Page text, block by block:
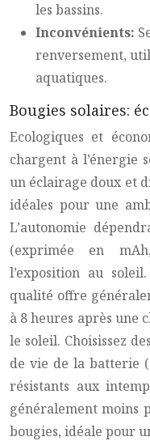
les bassins.
Inconvénients:
renversement,
aquatiques.
Bougies solaires:
Ecologiques et
chargent à l’énergie
un éclairage doux et
idéales pour une
L’autonomie
(exprimée en
l’exposition au
qualité offre
à 8 heures après une
le soleil. Choisissez
de vie de la batterie
résistants aux
généralement moins
bougies, idéale pour